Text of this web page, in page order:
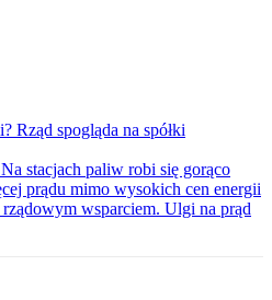
Rząd spogląda na spółki
stacjach paliw robi się gorąco
prądu mimo wysokich cen energii
rządowym wsparciem. Ulgi na prąd